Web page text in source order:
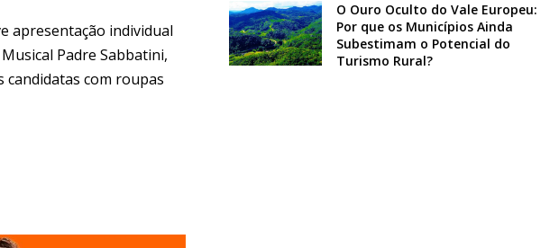
apresentação individual
Padre Sabbatini,
com roupas
O Ouro Oculto do Vale Europeu:
Por que os Municípios Ainda
Subestimam o Potencial do
Turismo Rural?